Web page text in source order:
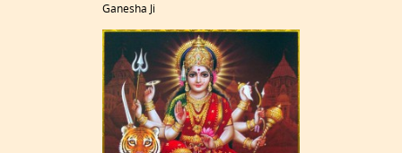
Ganesha Ji